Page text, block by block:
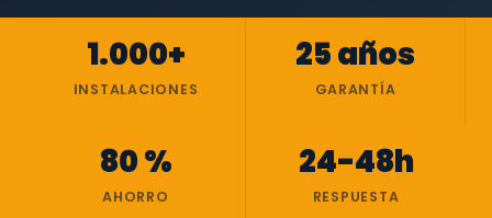
1.000+
INSTALACIONES
25 años
GARANTÍA
80 %
AHORRO
24-48h
RESPUESTA